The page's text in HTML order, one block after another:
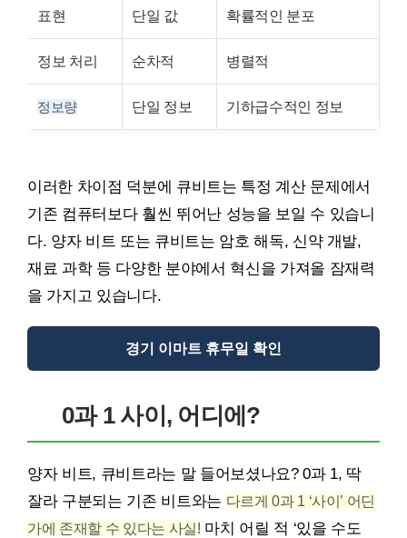
표현 단일 값 확률적인 분포
정보 처리 순차적 병렬적
정보량 단일 정보 기하급수적인 정보
이러한 차이점 덕분에 큐비트는 특정 계산 문제에서
기존 컴퓨터보다 훨씬 뛰어난 성능을 보일 수 있습니
다. 양자 비트 또는 큐비트는 암호 해독, 신약 개발,
재료 과학 등 다양한 분야에서 혁신을 가져올 잠재력
을 가지고 있습니다.
경기 이마트 휴무일 확인
0과 1 사이, 어디에?
양자 비트, 큐비트라는 말 들어보셨나요? 0과 1, 딱
잘라 구분되는 기존 비트와는 다르게 0과 1 ‘사이’ 어딘
가에 존재할 수 있다는 사실! 마치 어릴 적 ‘있을 수도